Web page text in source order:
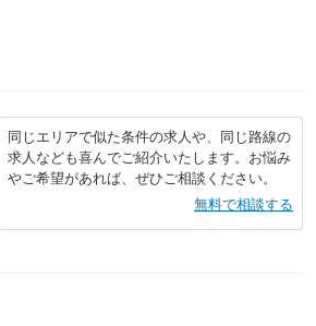
同じエリアで似た条件の求人や、同じ路線の
求人なども喜んでご紹介いたします。お悩み
やご希望があれば、ぜひご相談ください。
無料で相談する